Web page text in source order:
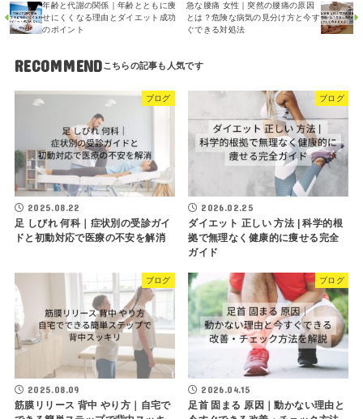
年齢と代謝の関係｜年齢とともに痩
せにくくなる理由とダイエット成功
のポイント
急な腰痛 女性｜突然の腰痛の原因
とは？危険な病気の見分け方と今す
ぐできる対処法
RECOMMEND
ブログ
2025.08.22
足 しびれ 何科｜症状別の受診ガイ
ドと初動対応で医療の不安を解消
ブログ
2026.02.25
ダイエット 正しい 方法 | 科学的根
拠で無理なく健康的に痩せる完全
ガイド
ブログ
2025.08.09
筋膜リリース 背中 やり方｜自宅で
ブログ
2026.04.15
足首 固まる 原因｜動かない理由と